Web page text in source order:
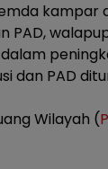
kampar
PAD,
dan PAD
Wilayah (